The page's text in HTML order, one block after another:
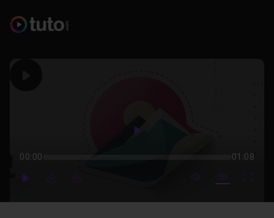
Play
00:00 01:08
PlayForwardForward mute video
Subtitles